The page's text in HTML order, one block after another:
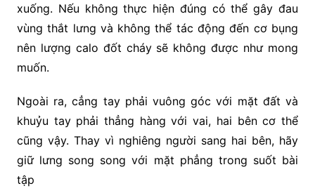
xuống. Nếu không thực hiện đúng có thể gây đau
vùng thắt lưng và không thể tác động đến cơ bụng
nên lượng calo đốt cháy sẽ không được như mong
muốn.
Ngoài ra, cẳng tay phải vuông góc với mặt đất và
khuỷu tay phải thẳng hàng với vai, hai bên cơ thể
cũng vậy. Thay vì nghiêng người sang hai bên, hãy
giữ lưng song song với mặt phẳng trong suốt bài
tập